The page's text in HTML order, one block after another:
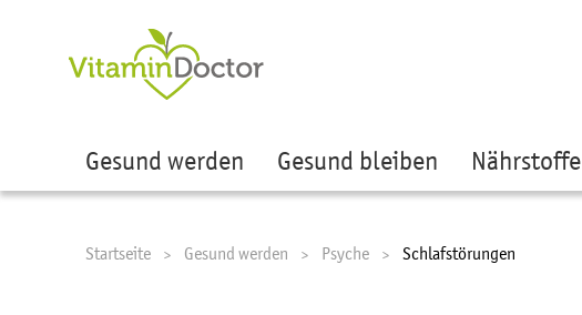
Gesund werden Gesund bleiben Nährstoffe
Startseite Gesund werden Psyche Current:
Schlafstörungen